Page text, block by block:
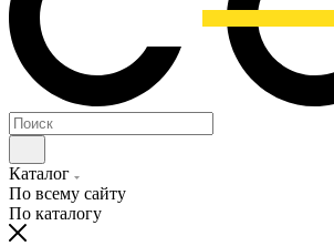
Каталог
По всему сайту
По каталогу